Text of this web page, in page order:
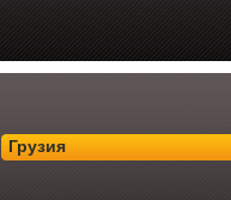
Грузия